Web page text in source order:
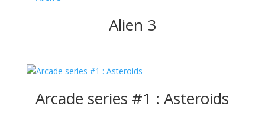
Alien 3
Arcade series #1 : Asteroids